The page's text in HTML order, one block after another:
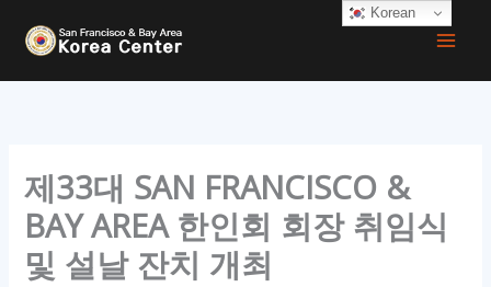
제33대 SAN FRANCISCO &
BAY AREA 한인회 회장 취임식
및 설날 잔치 개최
Korean